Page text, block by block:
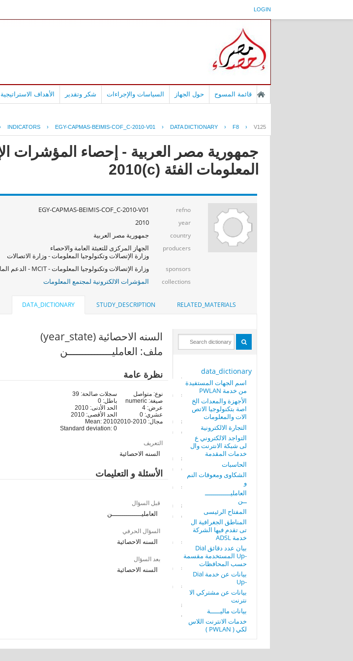
LOGIN
قائمة المسوح حول الجهاز السياسات والإجراءات شكر وتقدير الأهداف الاستراتيجية
INDICATORS › EGY-CAPMAS-BEIMIS-COF_C-2010-V01 › DATA DICTIONARY › F8 › V125
جمهورية مصر العربية - إحصاء المؤشرات
المعلومات الفئة (c)2010
refno
EGY-CAPMAS-BEIMIS-COF_C-2010-V01
year
2010
country جمهورية مصر العربية
producers
الجهاز المركزى للتعبئة العامة والاحصاء
وزارة الإتصالات وتكنولوجيا المعلومات - وزارة الاتصالات
sponsors وزارة الإتصالات وتكنولوجيا المعلومات - MCIT - الدعم المادى
collections المؤشرات الالكترونية لمجتمع المعلومات
RELATED_MATERIALS
STUDY_DESCRIPTION
DATA_DICTIONARY
data_dictionary
اسم الجهات المستفيدة
من خدمة PWLAN
الأجهزة والمعدات الخ
اصة بتكنولوجيا الاتص
الات والمعلومات
التجارة الالكترونية
التواجد الالكتروني ع
لى شبكة الانترنت وال
خدمات المقدمة
الحاسبات
الشكاوى ومعوقات النم
و
العامليـــــــــــــ
ــن
المفتاح الرئيسى
المناطق الجغرافية ال
تى تقدم فيها الشركة
خدمة ADSL
بيان عدد دقائق Dial
-Up المستخدمة مقسمة
حسب المحافظات
بيانات عن خدمة Dial
-Up
بيانات عن مشتركي الا
نترنت
بيانات ماليـــــة
خدمات الانترنت اللاس
لكي ( PWLAN )
السنه الاحصائية (year_state)
ملف: العامليـــــــــــــــن
نظرة عامة
نوع: متواصل
صيغة: numeric
عرض: 4
عشري: 0
مجال: 2010-2010
سجلات صالحة: 39
باطل: 0
الحد الأدنى: 2010
الحد الأقصى: 2010
Mean: 2010
Standard deviation: 0
التعريف
السنه الاحصائية
الأسئلة و التعليمات
قبل السؤال
العامليـــــــــــــــن
السؤال الحرفي
السنه الاحصائية
بعد السؤال
السنه الاحصائية